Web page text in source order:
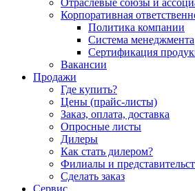
Отраслевые союзы и
Корпоративная
Политика компании
Система менеджмента
Сертификация
Вакансии
Продажи
Где купить?
Цены (прайс-листы)
Заказ, оплата, доставка
Опросные листы
Дилеры
Как стать дилером?
Филиалы и
Сделать заказ
Сервис